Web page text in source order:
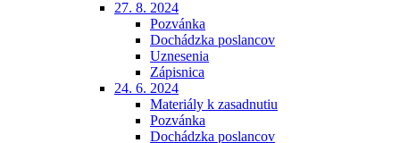
27. 8. 2024
Pozvánka
Dochádzka poslancov
Uznesenia
Zápisnica
24. 6. 2024
Materiály k zasadnutiu
Pozvánka
Dochádzka poslancov